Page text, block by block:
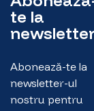
te la
Abonează-te la
newsletter-ul
nostru pentru